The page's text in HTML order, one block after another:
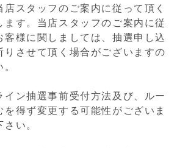
店スタッフのご案内に従って頂く
ます。当店スタッフのご案内に従
客様に関しましては、抽選申し込
りさせて頂く場合がございますの
ン抽選事前受付方法及び、ルー
を得ず変更する可能性がございま
い。